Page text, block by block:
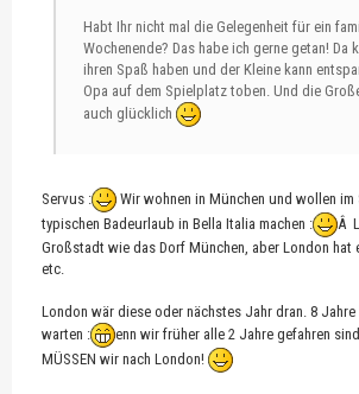
Habt Ihr nicht mal die Gelegenheit für ein
Wochenende? Das habe ich gerne getan! Da
ihren Spaß haben und der Kleine kann
Opa auf dem Spielplatz toben. Und die
auch glücklich
Servus :
Wir wohnen in München und wollen im
typischen Badeurlaub in Bella Italia machen :
Â
Großstadt wie das Dorf München, aber London hat
etc.
London wär diese oder nächstes Jahr dran. 8
warten :
enn wir früher alle 2 Jahre gefahren
MÜSSEN wir nach London!